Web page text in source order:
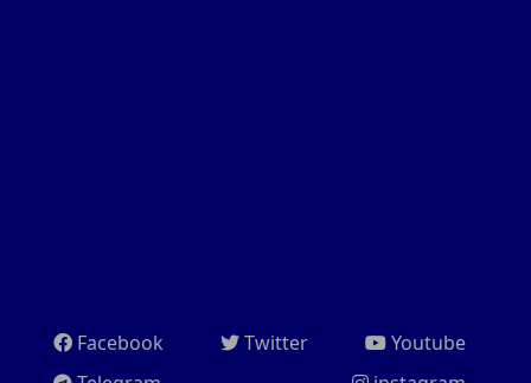
Facebook Twitter
Youtube